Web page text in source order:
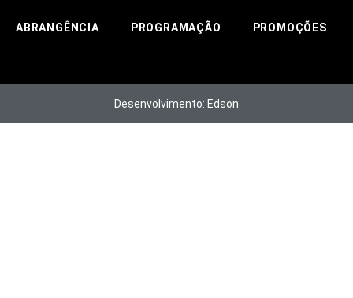
ABRANGÊNCIA PROGRAMAÇÃO PROMOÇÕES
Desenvolvimento: Edson